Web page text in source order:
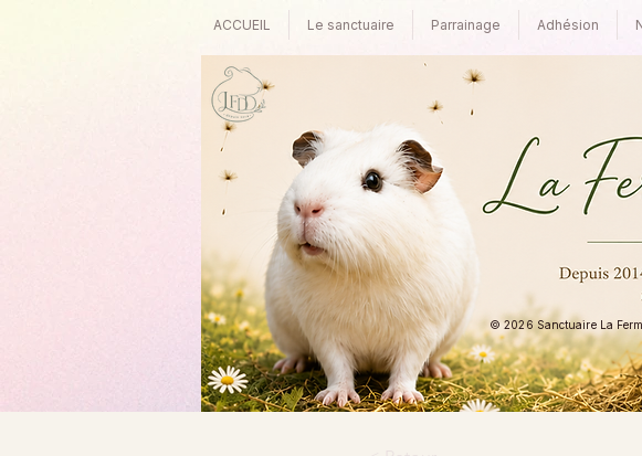
ACCUEIL Le sanctuaire Parrainage Adhésion
© 2026 Sanctuaire La